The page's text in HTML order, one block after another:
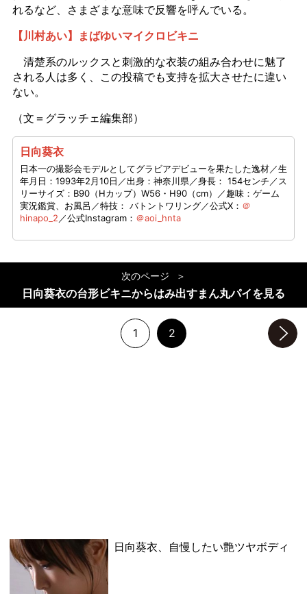
れるなど、さまざまな意味で反響を呼んでいる。
【川村あい】まばゆいマイクロビキニ
清楚系のルックスと刺激的な衣装の組み合わせに魅了
される人は多く、この投稿でも支持を拡大させたに違い
ない。
（文＝グラッチェ編集部）
日向葵衣
日本一の撮影会モデルとしてグラビアデビューを果たした逸材／生
年月日：1993年2月10日／出身：神奈川県／身長： 154センチ／ス
リーサイズ：B90（Hカップ）W56・H90（cm）／趣味：ゲーム
実況鑑賞、お風呂／特技： バトントワリング／公式X： ＠
hinapo_2 ／公式Instagram： ＠aoi_hnta
次のページ
日向葵衣の台形ビキニからはみ出すまん丸パイを見る
1 2
日向葵衣、自慢したい艶ツヤボディ